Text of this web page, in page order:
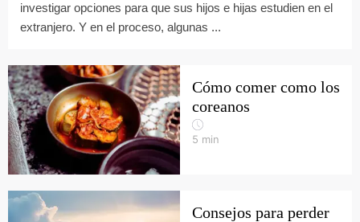
investigar opciones para que sus hijos e hijas estudien en el
extranjero. Y en el proceso, algunas ...
Cómo comer como los
coreanos
5 min
Consejos para perder